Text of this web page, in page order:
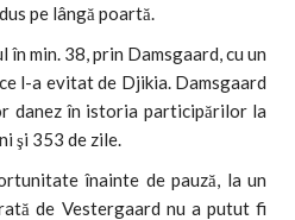
pe lângă poartă.
în min. 38, prin Damsgaard, cu un
l-a evitat de Djikia. Damsgaard
danez în istoria participărilor la
şi 353 de zile.
înainte de pauză, la un
de Vestergaard nu a putut fi